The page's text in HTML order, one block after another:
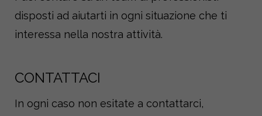
disposti ad aiutarti in ogni situazione che ti
interessa nella nostra attività.
CONTATTACI
In ogni caso non esitate a contattarci,